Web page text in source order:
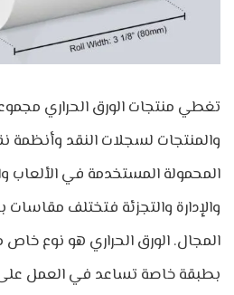
تغطي منتجات الورق الحراري
والمنتجات لسجلات النقد وأنظمة
المحمولة المستخدمة في الألعاب
والإدارة والتجزئة فتختلف مقاسات
المجال. الورق الحراري هو نوع خاص
بطبقة خاصة تساعد في العمل على